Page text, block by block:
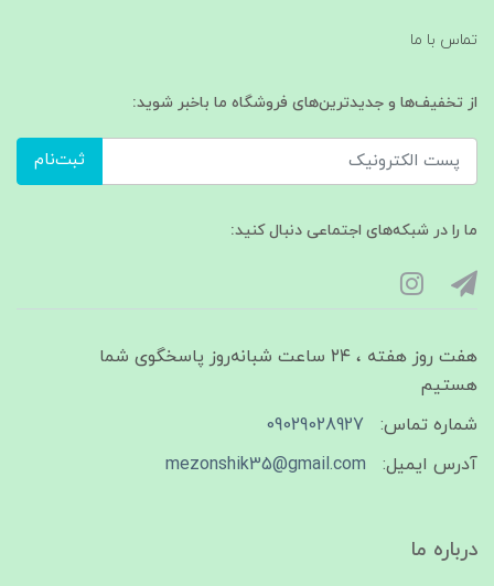
تماس با ما
از تخفیف‌ها و جدیدترین‌های فروشگاه ما باخبر شوید:
ثبت‌نام
ما را در شبکه‌های اجتماعی دنبال کنید:
هفت روز هفته ، ۲۴ ساعت شبانه‌روز پاسخگوی شما
هستیم
شماره تماس:
09029028927
آدرس ایمیل:
mezonshik35@gmail.com
درباره ما